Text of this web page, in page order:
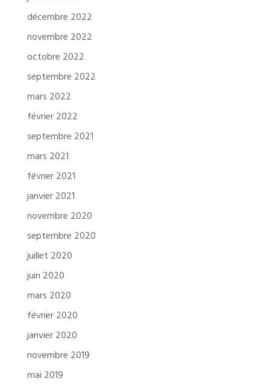
décembre 2022
novembre 2022
octobre 2022
septembre 2022
mars 2022
février 2022
septembre 2021
mars 2021
février 2021
janvier 2021
novembre 2020
septembre 2020
juillet 2020
juin 2020
mars 2020
février 2020
janvier 2020
novembre 2019
mai 2019